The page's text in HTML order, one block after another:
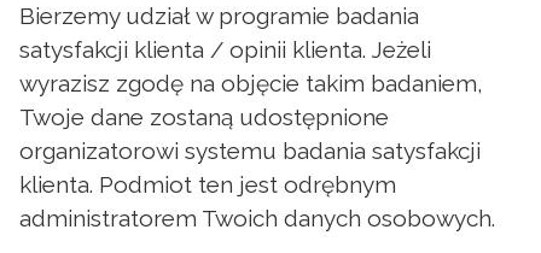
Bierzemy udział w programie badania
satysfakcji klienta / opinii klienta. Jeżeli
wyrazisz zgodę na objęcie takim badaniem,
Twoje dane zostaną udostępnione
organizatorowi systemu badania satysfakcji
klienta. Podmiot ten jest odrębnym
administratorem Twoich danych osobowych.